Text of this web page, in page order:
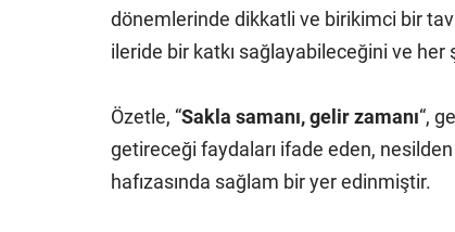
dönemlerinde dikkatli ve birikimci bir
ileride bir katkı sağlayabileceğini ve her
Özetle, “Sakla samanı, gelir zamanı“,
getireceği faydaları ifade eden,
hafızasında sağlam bir yer edinmiştir.